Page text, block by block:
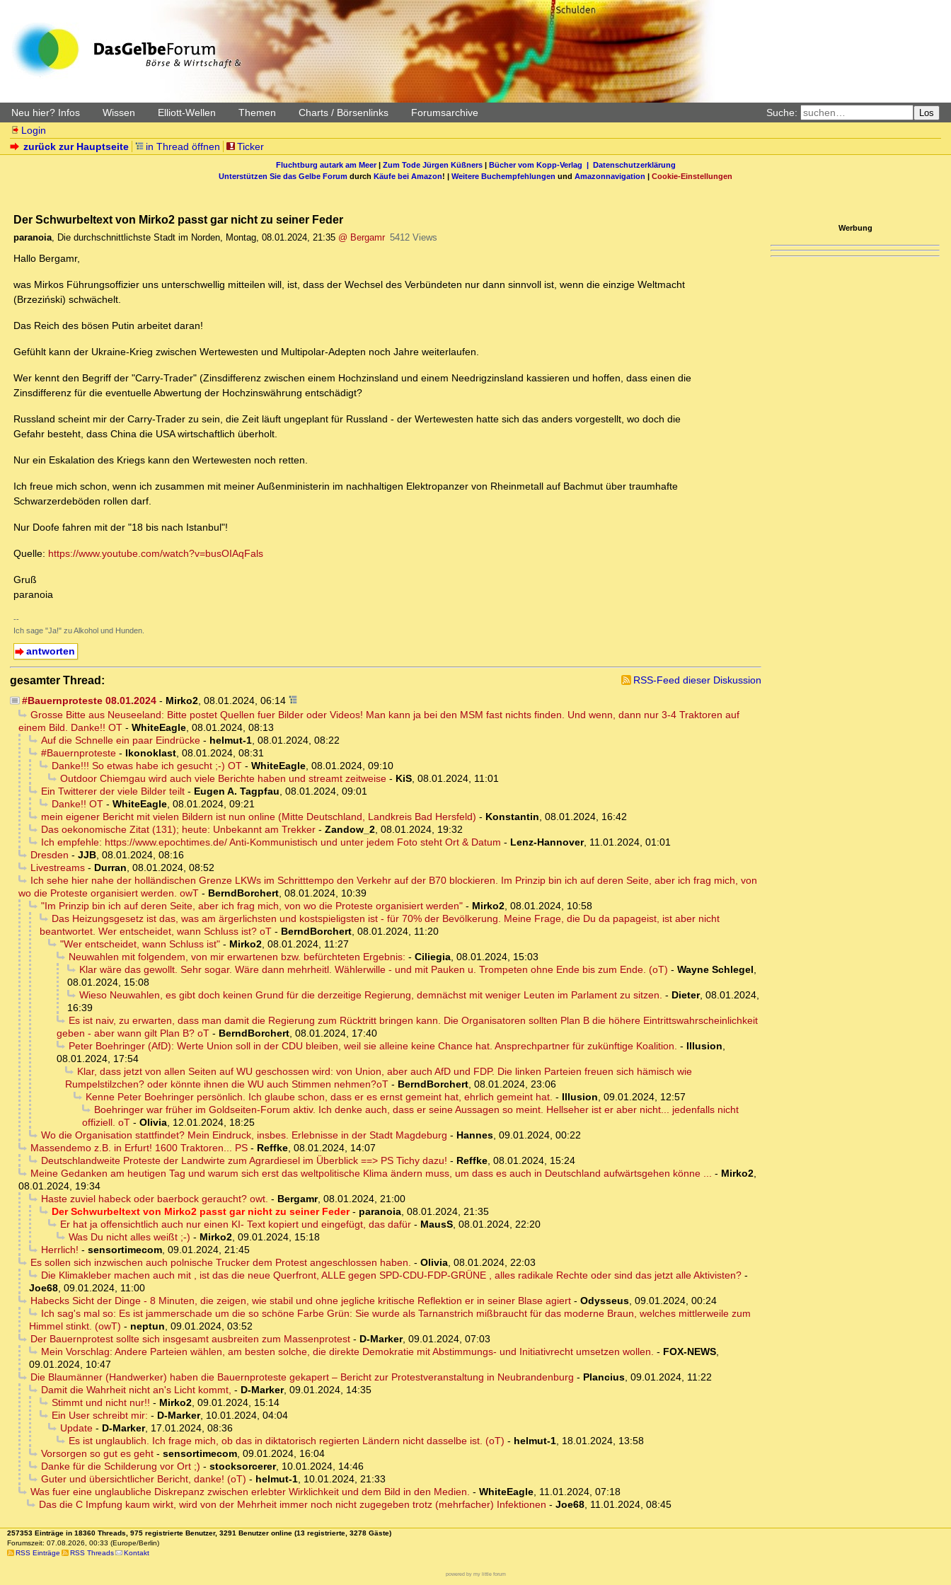
Neu hier? Infos Wissen Elliott-Wellen Themen Charts / Börsenlinks Forumsarchive Suche: Los
Login
zurück zur Hauptseite
in Thread öffnen Ticker
Fluchtburg autark am Meer| Zum Tode Jürgen Küßners| Bücher vom Kopp-Verlag | Datenschutzerklärung
Unterstützen Sie das Gelbe Forum durch Käufe bei Amazon! | Weitere Buchempfehlungen und Amazonnavigation | Cookie-Einstellungen
Der Schwurbeltext von Mirko2 passt gar nicht zu seiner Feder
paranoia, Die durchschnittlichste Stadt im Norden, Montag, 08.01.2024, 21:35 @ Bergamr 5412 Views
Hallo Bergamr,
was Mirkos Führungsoffizier uns unterschwellig mitteilen will, ist, dass der Wechsel des Verbündeten nur dann sinnvoll ist, wenn die einzige Weltmacht
(Brzeziński) schwächelt.
Das Reich des bösen Putin arbeitet daran!
Gefühlt kann der Ukraine-Krieg zwischen Wertewesten und Multipolar-Adepten noch Jahre weiterlaufen.
Wer kennt den Begriff der "Carry-Trader" (Zinsdifferenz zwischen einem Hochzinsland und einem Needrigzinsland kassieren und hoffen, dass einen die
Zinsdifferenz für die eventuelle Abwertung der Hochzinswährung entschädigt?
Russland scheint mir der Carry-Trader zu sein, die Zeit läuft ungeplant für Russland - der Wertewesten hatte sich das anders vorgestellt, wo doch die
Gefahr besteht, dass China die USA wirtschaftlich überholt.
Nur ein Eskalation des Kriegs kann den Wertewesten noch retten.
Ich freue mich schon, wenn ich zusammen mit meiner Außenministerin im nachhaltigen Elektropanzer von Rheinmetall auf Bachmut über traumhafte
Schwarzerdeböden rollen darf.
Nur Doofe fahren mit der "18 bis nach Istanbul"!
Quelle: https://www.youtube.com/watch?v=busOIAqFals
Gruß
paranoia
--
Ich sage "Ja!" zu Alkohol und Hunden.
antworten
gesamter Thread:
RSS-Feed dieser Diskussion
#Bauernproteste 08.01.2024- Mirko2, 08.01.2024, 06:14
Grosse Bitte aus Neuseeland: Bitte postet Quellen fuer Bilder oder Videos! Man kann ja bei den MSM fast nichts finden. Und wenn, dann nur 3-4 Traktoren auf
einem Bild. Danke!! OT - WhiteEagle, 08.01.2024, 08:13
Auf die Schnelle ein paar Eindrücke- helmut-1, 08.01.2024, 08:22
#Bauernproteste- Ikonoklast, 08.01.2024, 08:31
Danke!!! So etwas habe ich gesucht ;-) OT- WhiteEagle, 08.01.2024, 09:10
Outdoor Chiemgau wird auch viele Berichte haben und streamt zeitweise- KiS, 08.01.2024, 11:01
Ein Twitterer der viele Bilder teilt- Eugen A. Tagpfau, 08.01.2024, 09:01
Danke!! OT- WhiteEagle, 08.01.2024, 09:21
mein eigener Bericht mit vielen Bildern ist nun online (Mitte Deutschland, Landkreis Bad Hersfeld) - Konstantin, 08.01.2024, 16:42
Das oekonomische Zitat (131); heute: Unbekannt am Trekker- Zandow_2, 08.01.2024, 19:32
Ich empfehle: https://www.epochtimes.de/ Anti-Kommunistisch und unter jedem Foto steht Ort & Datum - Lenz-Hannover, 11.01.2024, 01:01
Dresden - JJB, 08.01.2024, 08:16
Livestreams- Durran, 08.01.2024, 08:52
Ich sehe hier nahe der holländischen Grenze LKWs im Schritttempo den Verkehr auf der B70 blockieren. Im Prinzip bin ich auf deren Seite, aber ich frag mich, von
wo die Proteste organisiert werden. owT - BerndBorchert, 08.01.2024, 10:39
"Im Prinzip bin ich auf deren Seite, aber ich frag mich, von wo die Proteste organisiert werden"- Mirko2, 08.01.2024, 10:58
Das Heizungsgesetz ist das, was am ärgerlichsten und kostspieligsten ist - für 70% der Bevölkerung. Meine Frage, die Du da papageist, ist aber nicht
beantwortet. Wer entscheidet, wann Schluss ist? oT - BerndBorchert, 08.01.2024, 11:20
"Wer entscheidet, wann Schluss ist"- Mirko2, 08.01.2024, 11:27
Neuwahlen mit folgendem, von mir erwartenen bzw. befürchteten Ergebnis: - Ciliegia, 08.01.2024, 15:03
Klar wäre das gewollt. Sehr sogar. Wäre dann mehrheitl. Wählerwille - und mit Pauken u. Trompeten ohne Ende bis zum Ende. (oT) - Wayne Schlegel,
08.01.2024, 15:08
Wieso Neuwahlen, es gibt doch keinen Grund für die derzeitige Regierung, demnächst mit weniger Leuten im Parlament zu sitzen. - Dieter, 08.01.2024,
16:39
Es ist naiv, zu erwarten, dass man damit die Regierung zum Rücktritt bringen kann. Die Organisatoren sollten Plan B die höhere Eintrittswahrscheinlichkeit
geben - aber wann gilt Plan B? oT - BerndBorchert, 08.01.2024, 17:40
Peter Boehringer (AfD): Werte Union soll in der CDU bleiben, weil sie alleine keine Chance hat. Ansprechpartner für zukünftige Koalition. - Illusion,
08.01.2024, 17:54
Klar, dass jetzt von allen Seiten auf WU geschossen wird: von Union, aber auch AfD und FDP. Die linken Parteien freuen sich hämisch wie
Rumpelstilzchen? oder könnte ihnen die WU auch Stimmen nehmen?oT - BerndBorchert, 08.01.2024, 23:06
Kenne Peter Boehringer persönlich. Ich glaube schon, dass er es ernst gemeint hat, ehrlich gemeint hat. - Illusion, 09.01.2024, 12:57
Boehringer war früher im Goldseiten-Forum aktiv. Ich denke auch, dass er seine Aussagen so meint. Hellseher ist er aber nicht... jedenfalls nicht
offiziell. oT - Olivia, 12.01.2024, 18:25
Wo die Organisation stattfindet? Mein Eindruck, insbes. Erlebnisse in der Stadt Magdeburg - Hannes, 09.01.2024, 00:22
Massendemo z.B. in Erfurt! 1600 Traktoren... PS- Reffke, 08.01.2024, 14:07
Deutschlandweite Proteste der Landwirte zum Agrardiesel im Überblick ==> PS Tichy dazu! - Reffke, 08.01.2024, 15:24
Meine Gedanken am heutigen Tag und warum sich erst das weltpolitische Klima ändern muss, um dass es auch in Deutschland aufwärtsgehen könne ... - Mirko2,
08.01.2024, 19:34
Haste zuviel habeck oder baerbock geraucht? owt. - Bergamr, 08.01.2024, 21:00
Der Schwurbeltext von Mirko2 passt gar nicht zu seiner Feder- paranoia, 08.01.2024, 21:35
Er hat ja offensichtlich auch nur einen KI- Text kopiert und eingefügt, das dafür- MausS, 08.01.2024, 22:20
Was Du nicht alles weißt ;-) - Mirko2, 09.01.2024, 15:18
Herrlich! - sensortimecom, 09.01.2024, 21:45
Es sollen sich inzwischen auch polnische Trucker dem Protest angeschlossen haben. - Olivia, 08.01.2024, 22:03
Die Klimakleber machen auch mit , ist das die neue Querfront, ALLE gegen SPD-CDU-FDP-GRÜNE , alles radikale Rechte oder sind das jetzt alle Aktivisten?-
Joe68, 09.01.2024, 11:00
Habecks Sicht der Dinge - 8 Minuten, die zeigen, wie stabil und ohne jegliche kritische Reflektion er in seiner Blase agiert- Odysseus, 09.01.2024, 00:24
Ich sag's mal so: Es ist jammerschade um die so schöne Farbe Grün: Sie wurde als Tarnanstrich mißbraucht für das moderne Braun, welches mittlerweile zum
Himmel stinkt. (owT) - neptun, 09.01.2024, 03:52
Der Bauernprotest sollte sich insgesamt ausbreiten zum Massenprotest- D-Marker, 09.01.2024, 07:03
Mein Vorschlag: Andere Parteien wählen, am besten solche, die direkte Demokratie mit Abstimmungs- und Initiativrecht umsetzen wollen. - FOX-NEWS,
09.01.2024, 10:47
Die Blaumänner (Handwerker) haben die Bauernproteste gekapert – Bericht zur Protestveranstaltung in Neubrandenburg - Plancius, 09.01.2024, 11:22
Damit die Wahrheit nicht an's Licht kommt, - D-Marker, 09.01.2024, 14:35
Stimmt und nicht nur!! - Mirko2, 09.01.2024, 15:14
Ein User schreibt mir: - D-Marker, 10.01.2024, 04:04
Update- D-Marker, 17.01.2024, 08:36
Es ist unglaublich. Ich frage mich, ob das in diktatorisch regierten Ländern nicht dasselbe ist. (oT) - helmut-1, 18.01.2024, 13:58
Vorsorgen so gut es geht- sensortimecom, 09.01.2024, 16:04
Danke für die Schilderung vor Ort ;) - stocksorcerer, 10.01.2024, 14:46
Guter und übersichtlicher Bericht, danke! (oT) - helmut-1, 10.01.2024, 21:33
Was fuer eine unglaubliche Diskrepanz zwischen erlebter Wirklichkeit und dem Bild in den Medien. - WhiteEagle, 11.01.2024, 07:18
Das die C Impfung kaum wirkt, wird von der Mehrheit immer noch nicht zugegeben trotz (mehrfacher) Infektionen - Joe68, 11.01.2024, 08:45
Werbung
257353 Einträge in 18360 Threads, 975 registrierte Benutzer, 3291 Benutzer online (13 registrierte, 3278 Gäste)
Forumszeit: 07.08.2026, 00:33 (Europe/Berlin)
RSS Einträge
RSS Threads Kontakt
powered by my little forum